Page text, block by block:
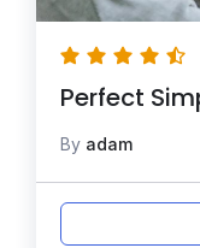
Perfect
By adam